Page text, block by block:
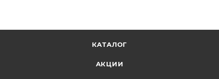
КАТАЛОГ
АКЦИИ